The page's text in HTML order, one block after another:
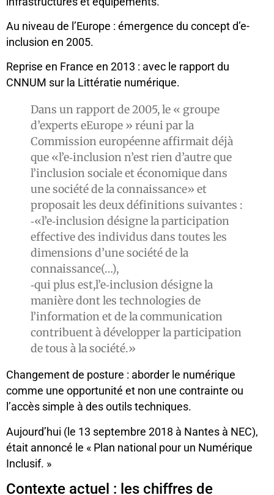
Au niveau de l’Europe : émergence du concept d’e-
inclusion en 2005.
Reprise en France en 2013 : avec le rapport du
CNNUM sur la Littératie numérique.
Dans un rapport de 2005, le « groupe
d’experts eEurope » réuni par la
Commission européenne affirmait déjà
que «l’e‐inclusion n’est rien d’autre que
l’inclusion sociale et économique dans
une société de la connaissance» et
proposait les deux définitions suivantes :
‐«l’e‐inclusion désigne la participation
effective des individus dans toutes les
dimensions d’une société de la
connaissance(…),
‐qui plus est,l’e‐inclusion désigne la
manière dont les technologies de
l’information et de la communication
contribuent à développer la participation
de tous à la société.»
Changement de posture : aborder le numérique
comme une opportunité et non une contrainte ou
l’accès simple à des outils techniques.
Aujourd’hui (le 13 septembre 2018 à Nantes à NEC),
était annoncé le « Plan national pour un Numérique
Inclusif. »
Contexte actuel : les chiffres de